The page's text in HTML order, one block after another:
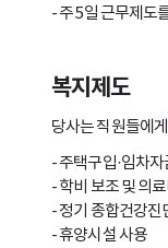
- 주 5일 근무제도
복지제도
당사는 직원들에게
- 주택구입·임차자
- 학비 보조 및 의
- 정기 종합건강진
- 휴양시설 사용